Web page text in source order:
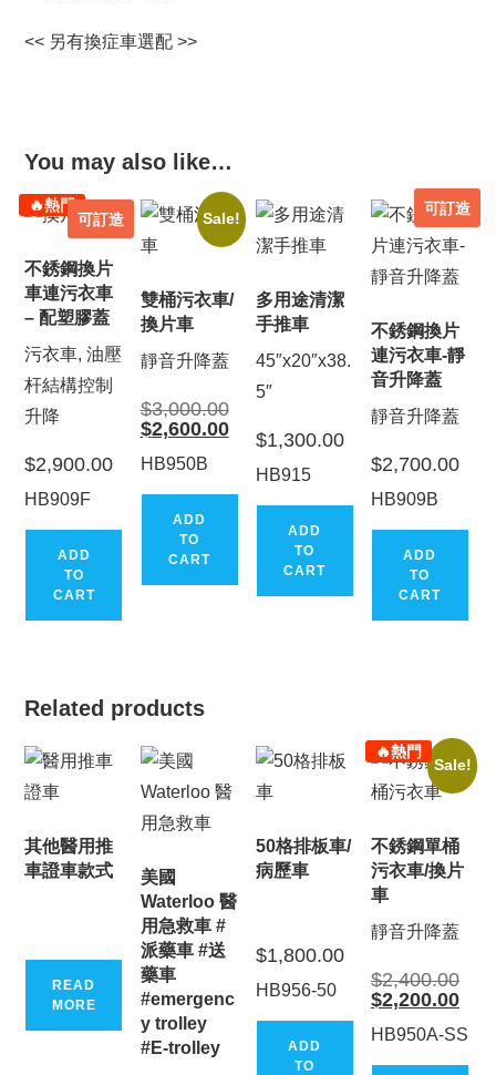
<< 另有換症車選配 >>
You may also like…
🔥熱門
可訂造
不銹鋼換片
車連污衣車
– 配塑膠蓋
污衣車, 油壓
杆結構控制
升降
$2,900.00
HB909F
ADD
TO
CART
Sale!
雙桶污衣車/
換片車
靜音升降蓋
$3,000.00Original
price
was:
$3,000.00.
$2,600.00Current
price
$2,600.00.
HB950B
ADD
TO
CART
多用途清潔
手推車
45″x20″x38.
5″
$1,300.00
HB915
ADD
TO
CART
可訂造
不銹鋼換片
連污衣車-靜
音升降蓋
靜音升降蓋
$2,700.00
HB909B
ADD
TO
CART
Related products
其他醫用推
車證車款式
READ
MORE
美國
Waterloo 醫
用急救車 #
派藥車 #送
藥車
#emergenc
y trolley
#E-trolley
50格排板車/
病歷車
$1,800.00
HB956-50
ADD
TO
Sale!
🔥熱門
不銹鋼單桶
污衣車/換片
車
靜音升降蓋
$2,400.00
was:
$2,200.00
price
is:
HB950A-SS